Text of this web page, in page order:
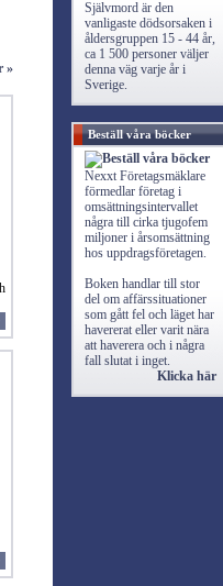
»
Självmord är den
vanligaste dödsorsaken i
åldersgruppen 15 - 44 år,
ca 1 500 personer väljer
denna väg varje år i
Sverige.
Beställ våra böcker
Nexxt Företagsmäklare
förmedlar företag i
omsättningsintervallet
några till cirka tjugofem
miljoner i årsomsättning
hos uppdragsföretagen.
Boken handlar till stor
del om affärssituationer
som gått fel och läget har
havererat eller varit nära
att haverera och i några
fall slutat i inget.
Klicka här